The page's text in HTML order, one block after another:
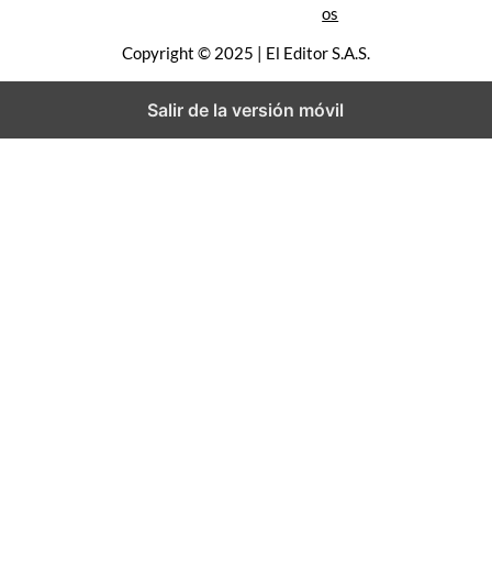
os
Copyright © 2025 | El Editor S.A.S.
Salir de la versión móvil